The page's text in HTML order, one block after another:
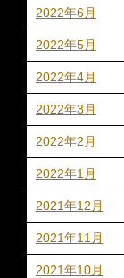
2022年6月
2022年5月
2022年4月
2022年3月
2022年2月
2022年1月
2021年12月
2021年11月
2021年10月